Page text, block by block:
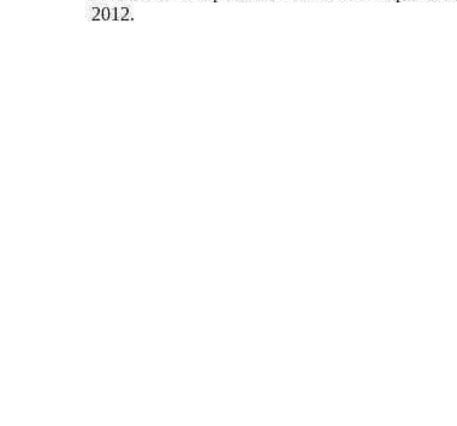
2012.